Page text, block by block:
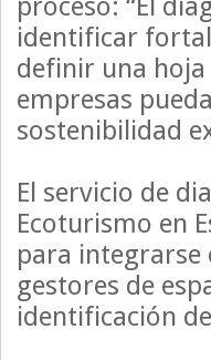
identificar
definir una
empresas
sostenibilidad
El servicio de
Ecoturismo en
para integrarse
gestores de
identificación